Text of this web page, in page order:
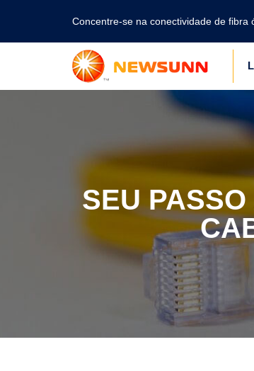
Concentre-se na conectividade de fibra
SEU